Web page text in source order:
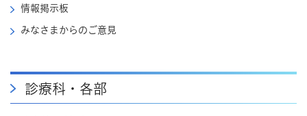
情報掲示板
みなさまからのご意見
診療科・各部